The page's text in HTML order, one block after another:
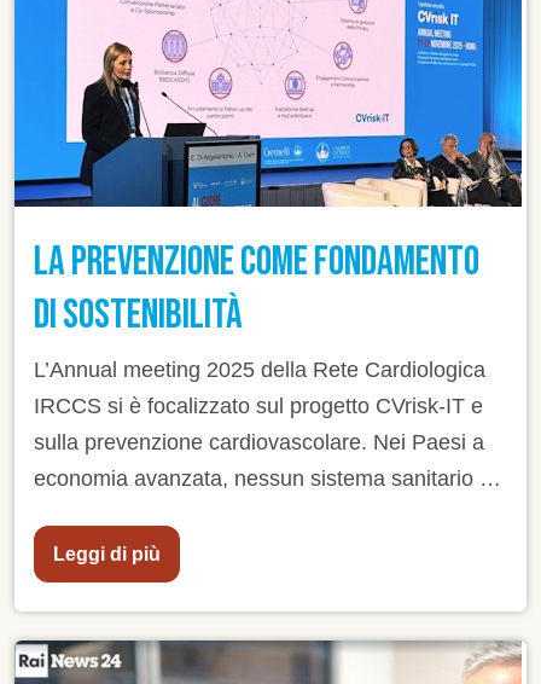
LA PREVENZIONE COME FONDAMENTO
DI SOSTENIBILITÀ
L’Annual meeting 2025 della Rete Cardiologica
IRCCS si è focalizzato sul progetto CVrisk-IT e
sulla prevenzione cardiovascolare. Nei Paesi a
economia avanzata, nessun sistema sanitario è
garantire un futuro alla sanità pubblica è evitare
che la malattia si manifesti, attraverso vasti
questo risultato c’è ancora molto lavoro da fare.
Leggi di più